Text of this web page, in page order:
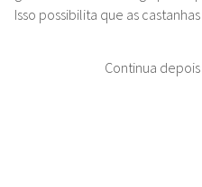
Isso possibilita que as
Continua